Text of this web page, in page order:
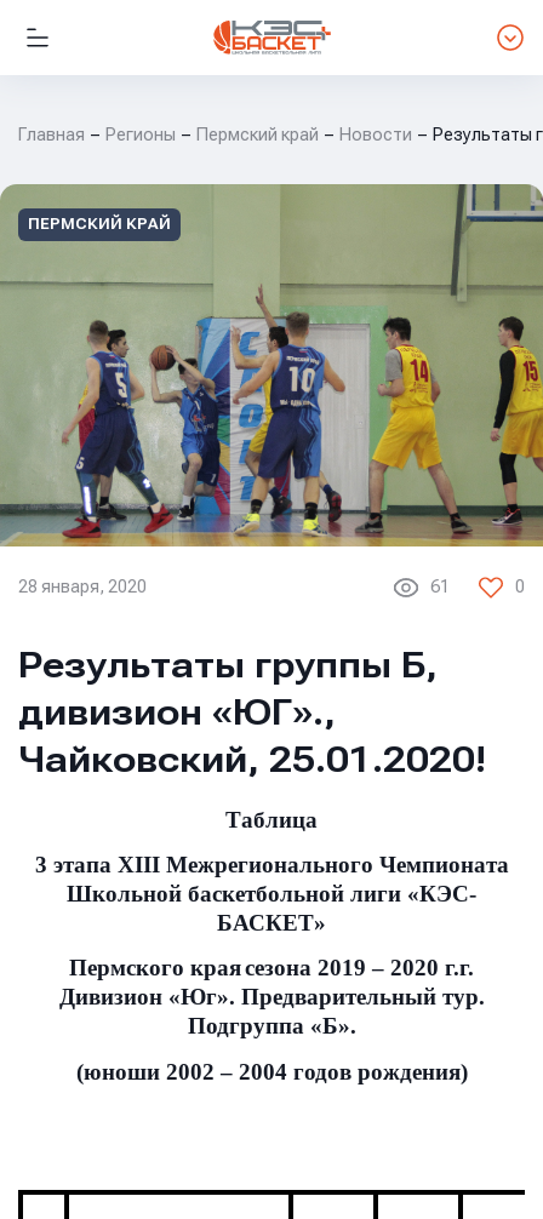
Главная Регионы Пермский край Новости Результаты
ПЕРМСКИЙ КРАЙ
28 января, 2020 61 0
Результаты группы Б,
дивизион «ЮГ».,
Чайковский, 25.01.2020!
Таблица
3 этапа XIIIМежрегионального Чемпионата
Школьной баскетбольной лиги «КЭС-
БАСКЕТ»
Пермского краясезона 2019 – 2020 г.г.
Дивизион «Юг». Предварительный тур.
Подгруппа «Б».
(юноши 2002 – 2004 годов рождения)